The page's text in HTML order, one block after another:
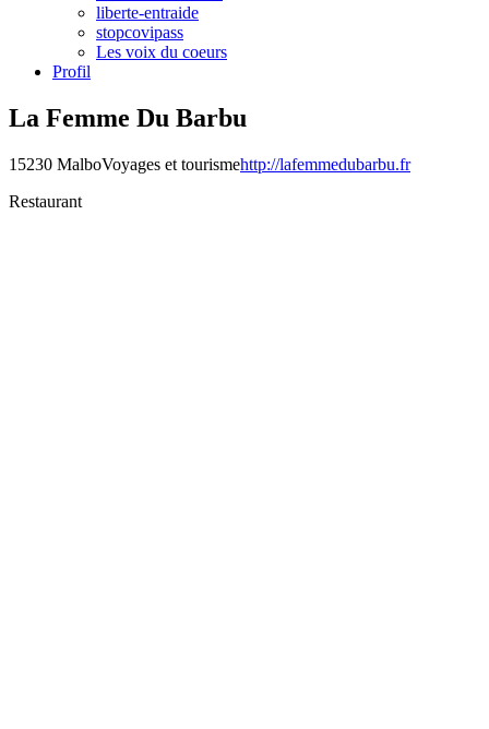
liberte-entraide
stopcovipass
Les voix du coeurs
Profil
La Femme Du Barbu
15230 MalboVoyages et tourismehttp://lafemmedubarbu.fr
Restaurant